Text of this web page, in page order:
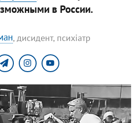
в России.
, дисидент, психіатр